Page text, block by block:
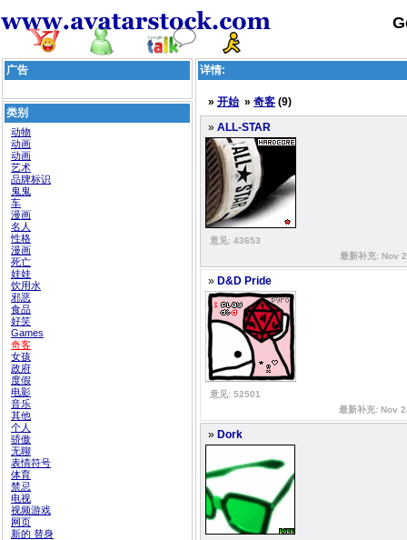
广告
类别
动物
动画
动画
艺术
品牌标识
鬼鬼
车
漫画
名人
性格
漫画
死亡
娃娃
饮用水
邪恶
食品
好笑
Games
奇客
女孩
政府
度假
电影
音乐
其他
个人
骄傲
无聊
表情符号
体育
禁忌
电视
视频游戏
网页
新的 替身
详情:
» 开始 » 奇客 (9)
» ALL-STAR
意见: 43653
最新补充: Nov
» D&D Pride
意见: 52501
最新补充: Nov
» Dork